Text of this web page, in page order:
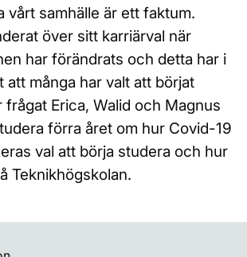
vårt samhälle är ett faktum.
över sitt karriärval när
har förändrats och detta har i
att många har valt att börjat
frågat Erica, Walid och Magnus
förra året om hur Covid-19
val att börja studera och hur
Teknikhögskolan.